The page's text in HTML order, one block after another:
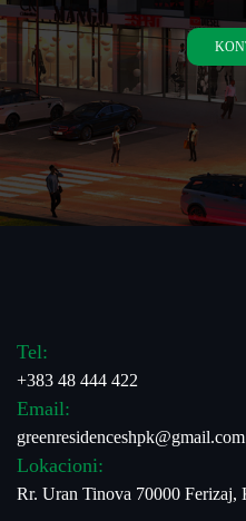
Tel:
+383 48 444 422
Email:
greenresidenceshpk@gmail.com
Lokacioni:
Rr. Uran Tinova 70000 Ferizaj,